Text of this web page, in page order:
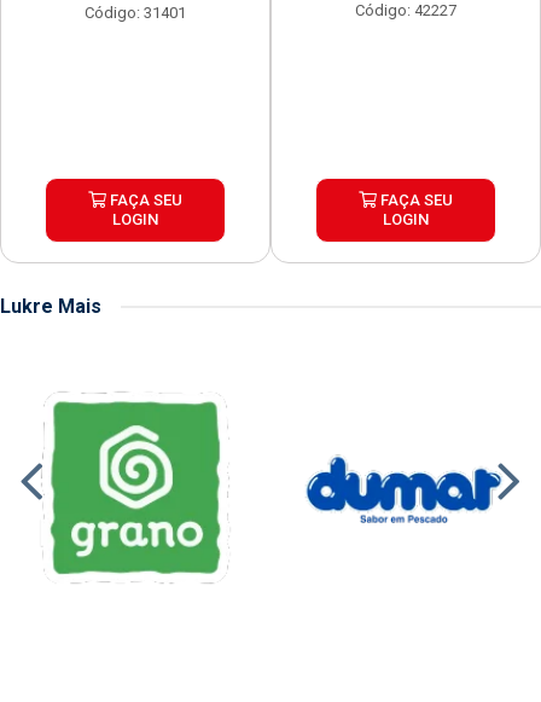
Código: 31401
FAÇA SEU
LOGIN
Código: 42227
FAÇA SEU
LOGIN
Lukre Mais